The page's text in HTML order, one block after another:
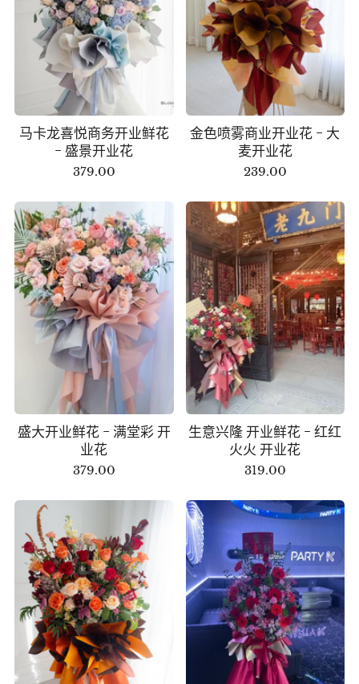
马卡龙喜悦商务开业鲜花
- 盛景开业花
379.00
金色喷雾商业开业花 - 大
麦开业花
239.00
盛大开业鲜花 - 满堂彩 开
业花
379.00
生意兴隆 开业鲜花 - 红红
火火 开业花
319.00